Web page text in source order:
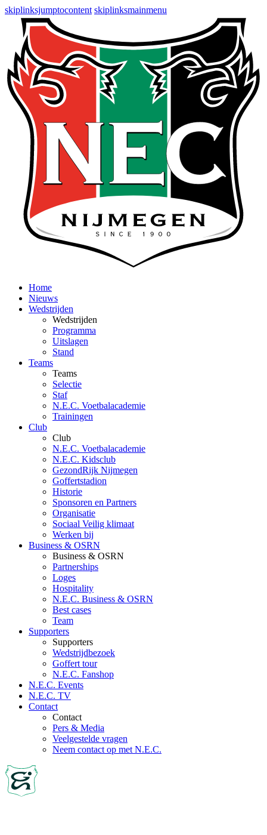
skiplinksjumptocontent skiplinksmainmenu
Home
Nieuws
Wedstrijden
Wedstrijden
Programma
Uitslagen
Stand
Teams
Teams
Selectie
Staf
N.E.C. Voetbalacademie
Trainingen
Club
Club
N.E.C. Voetbalacademie
N.E.C. Kidsclub
GezondRijk Nijmegen
Goffertstadion
Historie
Sponsoren en Partners
Organisatie
Sociaal Veilig klimaat
Werken bij
Business & OSRN
Business & OSRN
Partnerships
Loges
Hospitality
N.E.C. Business & OSRN
Best cases
Team
Supporters
Supporters
Wedstrijdbezoek
Goffert tour
N.E.C. Fanshop
N.E.C. Events
N.E.C. TV
Contact
Contact
Pers & Media
Veelgestelde vragen
Neem contact op met N.E.C.